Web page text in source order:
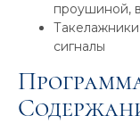
проушиной,
сигналы